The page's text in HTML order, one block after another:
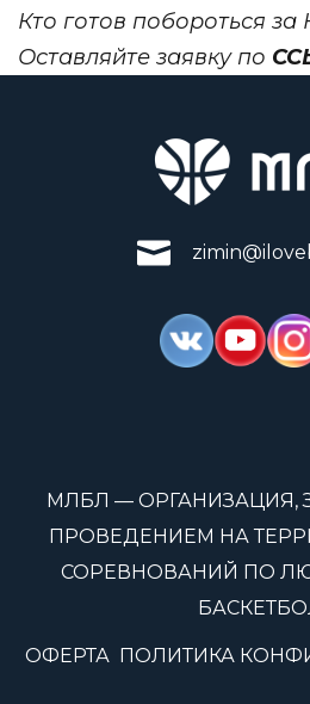
Кто готов побороться за
Оставляйте заявку по
МЛБЛ —
ПРОВЕДЕНИЕМ НА
СОРЕВНОВАНИЙ ПО
ОФЕРТА ПОЛИТИКА